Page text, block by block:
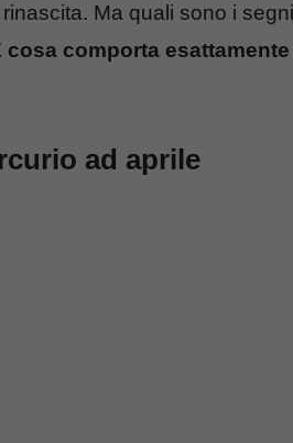
Ma quali sono i
cosa comporta
ad aprile